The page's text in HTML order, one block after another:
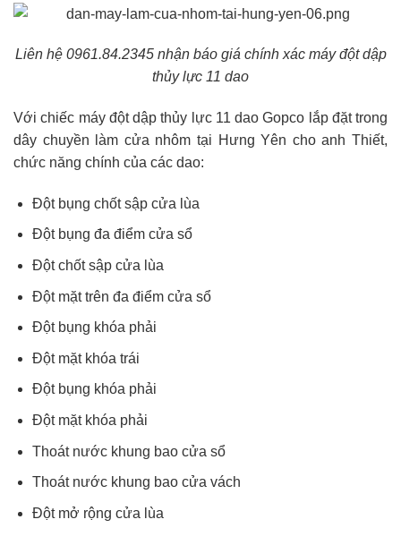
Liên hệ 0961.84.2345nhận báo giá chính xác máy đột dập
thủy lực 11 dao
Với chiếc máy đột dập thủy lực 11 dao Gopco lắp đặt trong
dây chuyền làm cửa nhôm tại Hưng Yên cho anh Thiết,
chức năng chính của các dao:
Đột bụng chốt sập cửa lùa
Đột bụng đa điểm cửa sổ
Đột chốt sập cửa lùa
Đột mặt trên đa điểm cửa sổ
Đột bụng khóa phải
Đột mặt khóa trái
Đột bụng khóa phải
Đột mặt khóa phải
Thoát nước khung bao cửa sổ
Thoát nước khung bao cửa vách
Đột mở rộng cửa lùa